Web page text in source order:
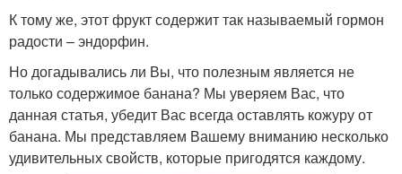
К тому же, этот фрукт содержит так называемый гормон
радости – эндорфин.
Но догадывались ли Вы, что полезным является не
только содержимое банана? Мы уверяем Вас, что
данная статья, убедит Вас всегда оставлять кожуру от
банана. Мы представляем Вашему вниманию несколько
удивительных свойств, которые пригодятся каждому.